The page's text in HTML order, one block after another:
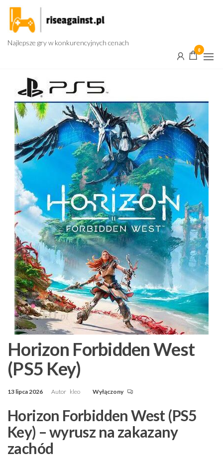
Przejdź
treści
Najlepsze gry w konkurencyjnych cenach
0
Horizon Forbidden West
(PS5 Key)
13 lipca 2026 Autor kleo Wyłączony
Horizon Forbidden West (PS5
Key) – wyrusz na zakazany
zachód